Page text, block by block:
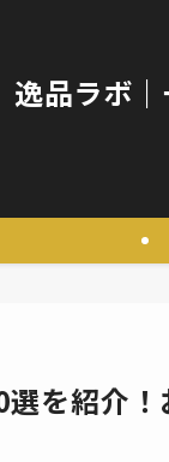
逸品ラボ
を紹介